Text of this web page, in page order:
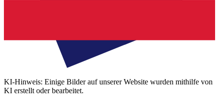
KI-Hinweis: Einige Bilder auf unserer Website wurden mithilfe von
KI erstellt oder bearbeitet.